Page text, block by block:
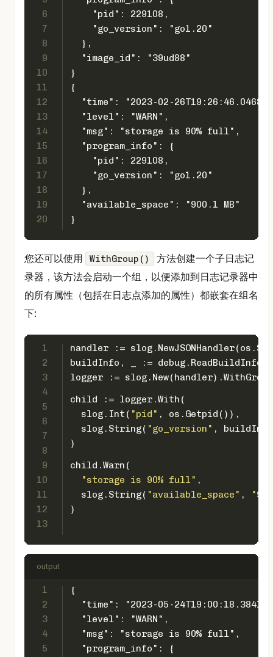
6
7
8
9
10
11
12
13
14
15
16
17
18
19
20
    "pid": 229108,
    "go_version": "go1.20"
  },
  "image_id": "39ud88"
}
{
"time": "2023-02-
  "level": "WARN",
  "msg": "storage is 90% full",
  "program_info": {
    "pid": 229108,
    "go_version": "go1.20"
  },
  "available_space": "900.1 MB"
}
您还可以使用 WithGroup()
方法创建一个子日志记
录器，该方法会启动一个组，以便添加到日志记录器中
的所有属性（包括在日志点添加的属性）都嵌套在组名
下:
1
2
3
4
5
6
7
8
9
10
11
12
13
handler :=
buildInfo, _ := debug.ReadBuildInfo()
logger :=
child := logger.With(
  slog.Int(
"pid" , os.Getpid()),
  slog.String(
"go_version" ,
)
child.Warn(
"storage is 90% full" ,
  slog.String(
"available_space" ,
)
output
1
2
3
4
5
{
"time": "2023-05-
  "level": "WARN",
  "msg": "storage is 90% full",
  "program_info": {